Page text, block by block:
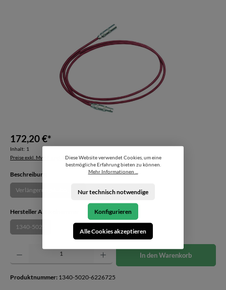
172,20 €*
Inhalt: 1
Preise exkl. MwSt. zzgl. Versandkosten
Beschreibung
Verlängerungskabel, 1 m(Diese Option ist zurzeit nicht verfügbar.)
Hersteller Artikelnummer auswählen
1340-5020(Diese Option ist zurzeit nicht verfügbar.)
Produkt Anzahl: Gib den gewünschten Wert ein oder benutze die Schaltflächen um die Anzahl
In den Warenkorb
Produktnummer: 1340-5020-6226725
Diese Website verwendet Cookies, um eine
bestmögliche Erfahrung bieten zu können.
Mehr Informationen ...
Nur technisch notwendige
Konfigurieren
Alle Cookies akzeptieren